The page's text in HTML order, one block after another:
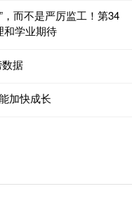
而不是严厉监工！第34
和学业期待
据
加快成长